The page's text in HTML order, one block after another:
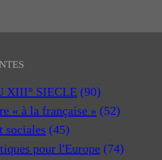
XIII° SIECLE (90)
« à la française » (52)
sociales (45)
pour l'Europe (74)